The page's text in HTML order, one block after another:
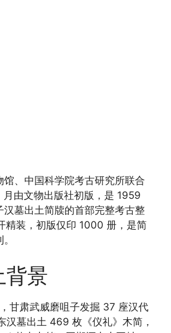
馆、中国科学院考古研究所联合
由文物出版社初版，是 1959
汉墓出土简牍的首部完整考古整
精装，初版仅印 1000 册，是简
背景
甘肃武威磨咀子发掘 37 座汉代
汉墓出土 469 枚《仪礼》木简，